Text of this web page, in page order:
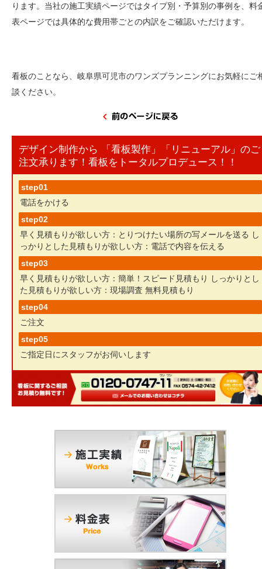
ります。当社の施工実績ページではタイプ別・予算別の事例を、料
表ページでは具体的な費用帯ごとの内訳をご確認いただけます。
看板のことなら、岐阜県可児市のワンズプランニングにお気軽にご
談ください。
デザイン制作から 「看板製作」「リニューアル」のご
注文承ります！看板をトータルプロデュース！！
step01
電話をかける
step02
早く見積もりが欲しい方：とりつけたい場所の写メールを送る し
っかりとした見積もりが欲しい方：電話で内容を伝える
step03
早く見積もりが欲しい方：簡単！スピード見積もり
しっかりとし
た見積もりが欲しい方：現場調査 無料見積もり
step04
ご注文
step05
ご指定日にスタッフがお伺いします